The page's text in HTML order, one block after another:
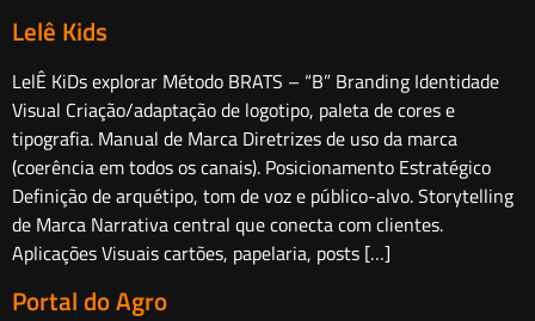
Lelê Kids
LelÊ KiDs explorar Método BRATS – “B” Branding Identidade
Visual Criação/adaptação de logotipo, paleta de cores e
tipografia. Manual de Marca Diretrizes de uso da marca
(coerência em todos os canais). Posicionamento Estratégico
Definição de arquétipo, tom de voz e público-alvo. Storytelling
de Marca Narrativa central que conecta com clientes.
Aplicações Visuais cartões, papelaria, posts […]
Portal do Agro